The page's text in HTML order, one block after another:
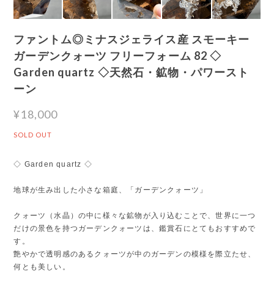
ファントム◎ミナスジェライス産 スモーキー
ガーデンクォーツ フリーフォーム 82 ◇
Garden quartz ◇天然石・鉱物・パワースト
ーン
¥18,000
SOLD OUT
◇ Garden quartz ◇
地球が生み出した小さな箱庭、「ガーデンクォーツ」
クォーツ（水晶）の中に様々な鉱物が入り込むことで、世界に一つ
だけの景色を持つガーデンクォーツは、鑑賞石にとてもおすすめで
す。
艶やかで透明感のあるクォーツが中のガーデンの模様を際立たせ、
何とも美しい。